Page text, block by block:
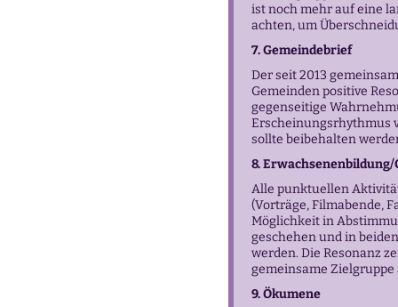
ist noch mehr auf eine
achten, um
7. Gemeindebrief
Der seit 2013
Gemeinden positive
gegenseitige
Erscheinungsrhythmus
sollte beibehalten
8.
Alle punktuellen
(Vorträge, Filmabende,
Möglichkeit in
geschehen und in
werden. Die Resonanz
gemeinsame
9. Ökumene